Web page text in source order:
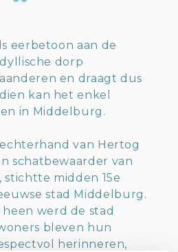
eerbetoon aan de
dorp
en draagt dus
kan het enkel
in Middelburg.
van Hertog
schatbewaarder van
stichtte midden 15e
stad Middelburg.
werd de stad
bleven hun
herinneren,